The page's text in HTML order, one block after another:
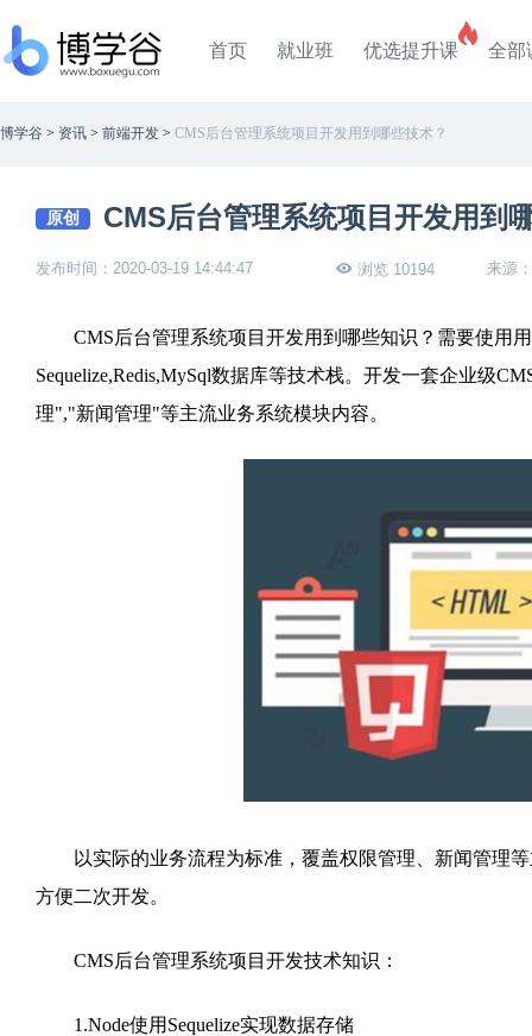
首页 就业班 优选提升课 全部
博学谷 > 资讯 > 前端开发 > CMS后台管理系统项目开发用到哪些技术？
原创 CMS后台管理系统项目开发用到
发布时间：2020-03-19 14:44:47 浏览 10194 来源
CMS后台管理系统项目开发用到哪些知识？需要使用用
Sequelize,Redis,MySql数据库等技术栈。开发一套企业级
理","新闻管理"等主流业务系统模块内容。
以实际的业务流程为标准，覆盖权限管理、新闻管理等
方便二次开发。
CMS后台管理系统项目开发技术知识：
1.Node使用Sequelize实现数据存储